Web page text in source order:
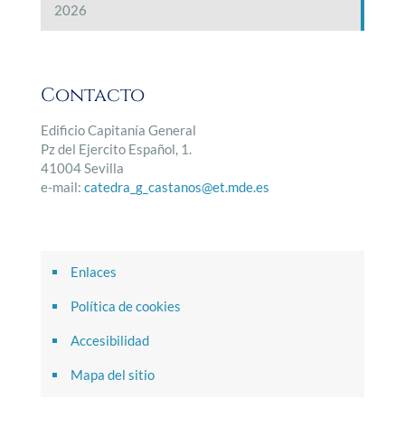
2026
Contacto
Edificio Capitanía General
Pz del Ejercito Español, 1.
41004 Sevilla
e-mail: catedra_g_castanos@et.mde.es
Enlaces
Política de cookies
Accesibilidad
Mapa del sitio